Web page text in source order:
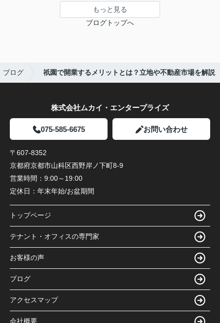
もっと見る
ブログトップへ
ブログ 祇園で開業するメリットとは？立地や不動産市場を解説
株式会社ムカイ・エンタープライズ
075-585-6675 お問い合わせ
〒607-8352
京都府京都市山科区西野岸ノ下町8-9
営業時間： 9:00～19:00
定休日： 年末年始/お盆期間
トップページ
テナント・オフィスの専門家
お客様の声
ブログ
アクセスマップ
会社概要